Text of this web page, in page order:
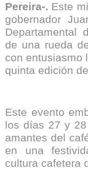
Pereira-. Este
gobernador
Departamental
de una rueda
con entusiasmo
quinta edición
Este evento
los días 27 y
amantes del
en una
cultura cafetera